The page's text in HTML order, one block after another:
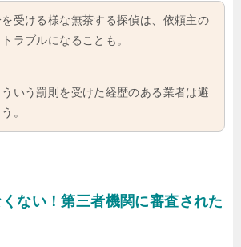
受ける様な無茶する探偵は、依頼主の
ラブルになることも。
いう罰則を受けた経歴のある業者は避
。
ない！第三者機関に審査された